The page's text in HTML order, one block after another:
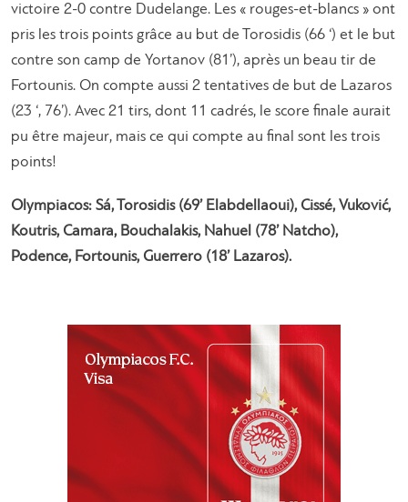
victoire 2-0 contre Dudelange. Les « rouges-et-blancs » ont
pris les trois points grâce au but de Torosidis (66 ‘) et le but
contre son camp de Yortanov (81’), après un beau tir de
Fortounis. On compte aussi 2 tentatives de but de Lazaros
(23 ‘, 76’). Avec 21 tirs, dont 11 cadrés, le score finale aurait
pu être majeur, mais ce qui compte au final sont les trois
points!
Olympiacos: Sá, Torosidis (69’ Elabdellaoui), Cissé, Vuković,
Koutris, Camara, Bouchalakis, Nahuel (78’ Natcho),
Podence, Fortounis, Guerrero (18’ Lazaros).